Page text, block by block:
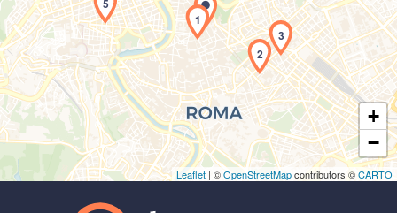
Caricamento della carta in corso...
1
2
3
5
+
−
Leaflet | ©OpenStreetMapcontributors ©CARTO